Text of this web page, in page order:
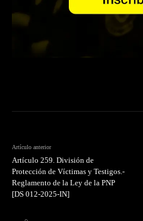
Artículo anterior
Artículo 259. División de
Protección de Víctimas y Testigos.-
Reglamento de la Ley de la PNP
[DS 012-2025-IN]